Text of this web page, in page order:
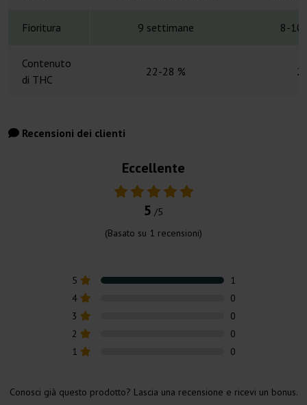
Fioritura 9 settimane 8-10
Contenuto
di THC
22-28 %
Recensioni dei clienti
Eccellente
5 /5
(Basato su 1 recensioni)
5
1
4
0
3
0
2
0
1
0
Conosci già questo prodotto? Lascia una recensione e ricevi un bonus.